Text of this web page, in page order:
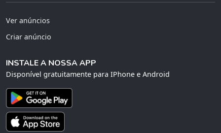
Ver anúncios
Criar anúncio
INSTALE A NOSSA APP
Disponível gratuitamente para IPhone e Android